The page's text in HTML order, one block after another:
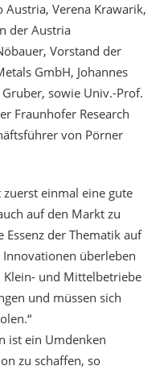
Austria, Verena Krawarik,
der Austria
Vorstand der
GmbH, Johannes
sowie Univ.-Prof.
Fraunhofer Research
von Pörner
einmal eine gute
auf den Markt zu
der Thematik auf
überleben
Klein- und Mittelbetriebe
und müssen sich
ist ein Umdenken
zu schaffen, so